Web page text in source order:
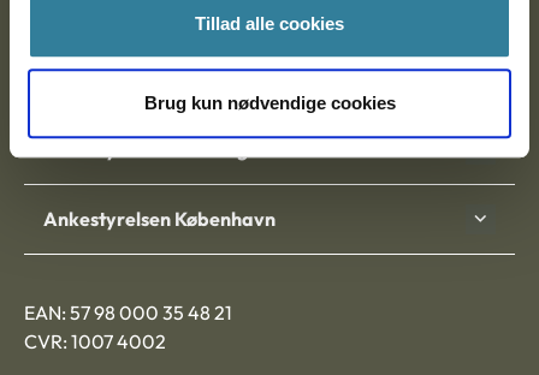
Tillad alle cookies
Brug kun nødvendige cookies
9000 Aalborg
Ankestyrelsen København
EAN: 57 98 000 35 48 21
CVR: 1007 4002